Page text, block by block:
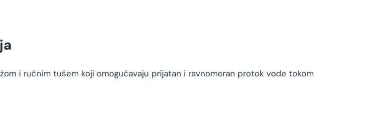
i ručnim tušem koji omogućavaju prijatan i ravnomeran protok vode tokom